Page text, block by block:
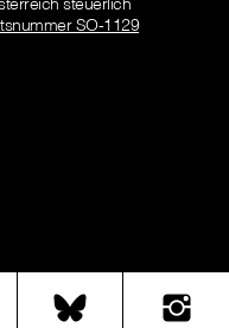
SO-1129